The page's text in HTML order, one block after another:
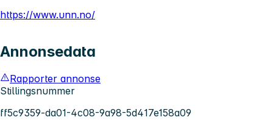
https://www.unn.no/
Annonsedata
Rapporter annonse
Stillingsnummer
ff5c9359-da01-4c08-9a98-5d417e158a09